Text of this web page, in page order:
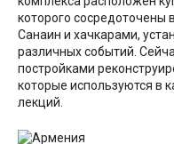
которого сосредоточены
Санаин и хачкарами,
различных событий.
постройками
которые используются в
лекций.